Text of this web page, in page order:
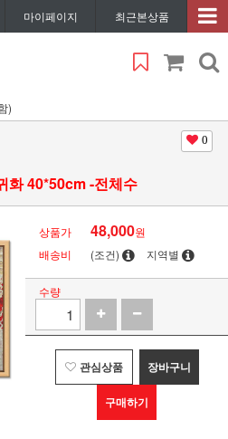
마이페이지 최근본상품
)
0
화 40*50cm -전체수
상품가 48,000원
배송비
(조건) 지역별
수량
관심상품 장바구니
구매하기